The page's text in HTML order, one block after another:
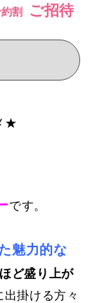
割
ご招待
★
です。
魅力的な
ど盛り上が
掛ける方々